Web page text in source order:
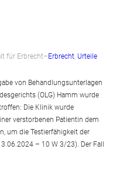
für Erbrecht–Erbrecht, Urteile
von Behandlungsunterlagen
(OLG) Hamm wurde
Die Klinik wurde
verstorbenen Patientin dem
um die Testierfähigkeit der
– 10 W 3/23). Der Fall